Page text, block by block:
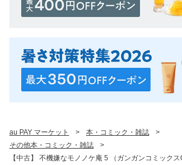
au PAY マーケット > 本・コミック・雑誌
>
その他本・コミック・雑誌
>
【中古】 不機嫌なモノノケ庵 5 （ガンガンコミック